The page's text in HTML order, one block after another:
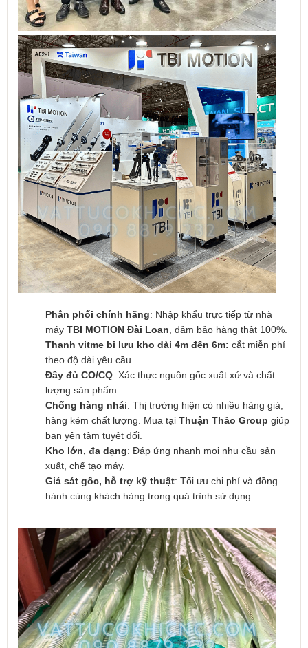
Phân phối chính hãng: Nhập khẩu trực tiếp từ nhà
máy TBI MOTION Đài Loan , đảm bảo hàng thật 100%.
Thanh vitme bi lưu kho dài 4m đến 6m: cắt miễn phí
theo độ dài yêu cầu.
Đầy đủ CO/CQ: Xác thực nguồn gốc xuất xứ và chất
lượng sản phẩm.
Chống hàng nhái: Thị trường hiện có nhiều hàng giả,
hàng kém chất lượng. Mua tại Thuận Thảo Group giúp
bạn yên tâm tuyệt đối.
Kho lớn, đa dạng: Đáp ứng nhanh mọi nhu cầu sản
xuất, chế tạo máy.
Giá sát gốc, hỗ trợ kỹ thuật: Tối ưu chi phí và đồng
hành cùng khách hàng trong quá trình sử dụng.